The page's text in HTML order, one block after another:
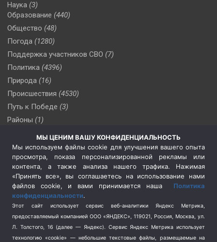
Наука (3)
Образование (440)
Общество (48)
Погода (1280)
Поддержка участников СВО (7)
Политика (4396)
Природа (16)
Происшествия (4530)
Путь к Победе (3)
Районы (1)
(510)
Сельское хозяйство (3)
Социальная политика
(3)
Спецоперация в Украине
Спецоперация на Украине
(404)
Спорт (740)
Терроризм (1)
Транспорт (262)
МЫ ЦЕНИМ ВАШУ КОНФИДЕНЦИАЛЬНОСТЬ
Мы используем файлы cookie для улучшения вашего опыта
просмотра, показа персонализированной рекламы или
контента, а также анализа нашего трафика. Нажимая
«Принять все», вы соглашаетесь на использование нами
файлов cookie, и вами принимается наша Политика
конфиденциальности.
Этот сайт использует сервис веб-аналитики Яндекс Метрика,
предоставляемый компанией ООО «ЯНДЕКС», 119021, Россия, Москва, ул.
Л. Толстого, 16 (далее — Яндекс). Сервис Яндекс Метрика использует
технологию «cookie» — небольшие текстовые файлы, размещаемые на